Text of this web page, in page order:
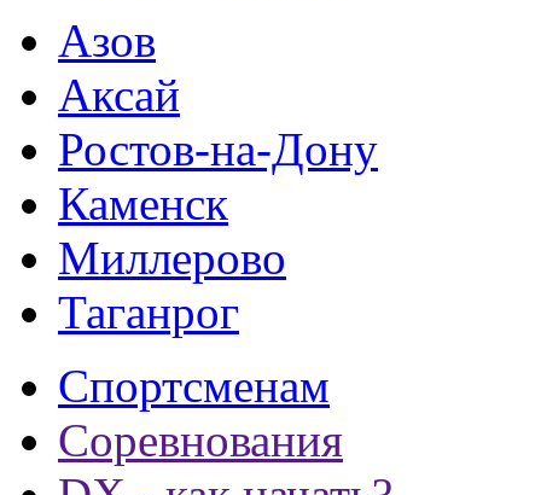
Азов
Аксай
Ростов-на-Дону
Каменск
Миллерово
Таганрог
Спортсменам
Соревнования